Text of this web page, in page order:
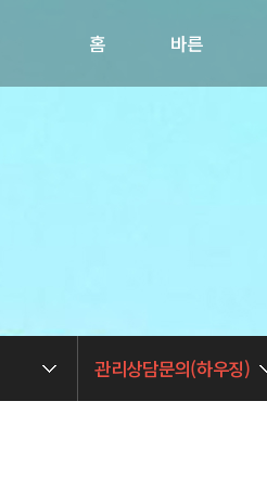
홈 바른
관리상담문의(하우징)